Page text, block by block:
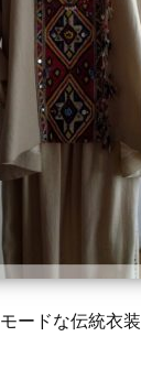
モードな伝統衣装